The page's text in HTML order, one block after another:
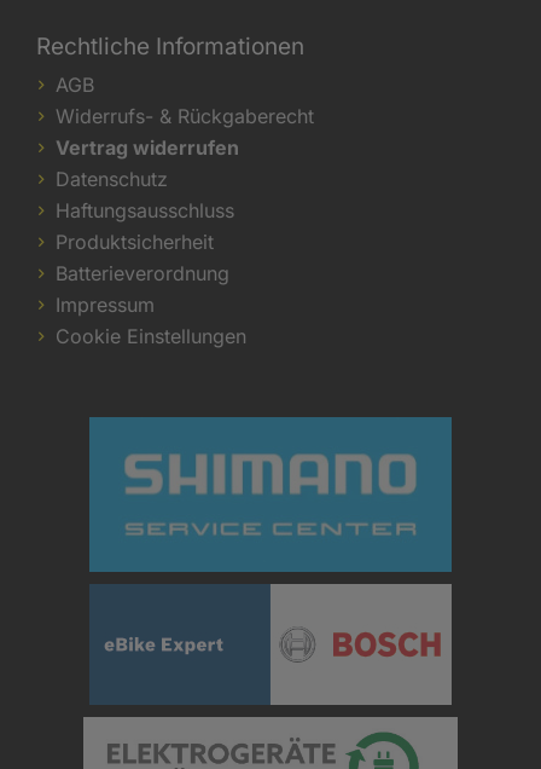
Rechtliche Informationen
AGB
Widerrufs- & Rückgaberecht
Vertrag widerrufen
Datenschutz
Haftungsausschluss
Produktsicherheit
Batterieverordnung
Impressum
Cookie Einstellungen